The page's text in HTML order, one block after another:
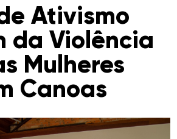
Ativismo
da Violência
Mulheres
Canoas